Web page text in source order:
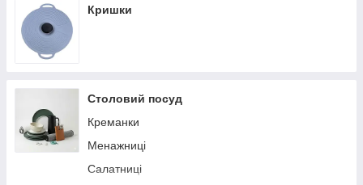
Кришки
Столовий посуд
Креманки
Менажниці
Салатниці